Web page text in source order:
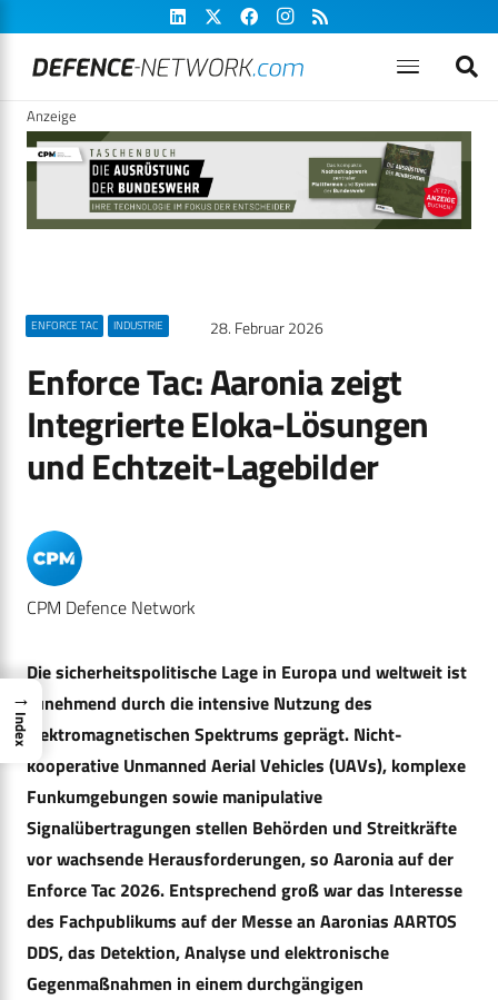
Anzeige
ENFORCE TAC INDUSTRIE 28. Februar 2026
Enforce Tac: Aaronia zeigt
Integrierte Eloka-Lösungen
und Echtzeit-Lagebilder
CPM Defence Network
Die sicherheitspolitische Lage in Europa und weltweit ist
zunehmend durch die intensive Nutzung des
elektromagnetischen Spektrums geprägt. Nicht-
kooperative Unmanned Aerial Vehicles (UAVs), komplexe
Funkumgebungen sowie manipulative
Signalübertragungen stellen Behörden und Streitkräfte
vor wachsende Herausforderungen, so Aaronia auf der
Enforce Tac 2026. Entsprechend groß war das Interesse
des Fachpublikums auf der Messe an Aaronias AARTOS
DDS, das Detektion, Analyse und elektronische
Gegenmaßnahmen in einem durchgängigen
→
Index